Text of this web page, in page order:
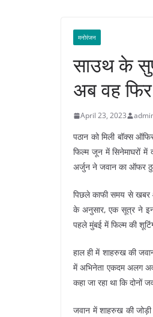
मनोरंजन
साउथ के
अब वह
April 23, 2023
पठान को मिली बॉक्स
फिल्म जून में सिनेमाघरों
अर्जुन ने जवान का ऑफर
पिछले काफी समय से खबर
के अनुसार, एक सूत्र ने इन
पहले मुंबई में फिल्म की
हाल ही में शाहरुख की
में अभिनेता एकदम अलग
कहा जा रहा था कि दोनों
जवान में शाहरुख की जोड़ी